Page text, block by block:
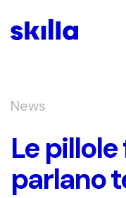
News
Le
parlano